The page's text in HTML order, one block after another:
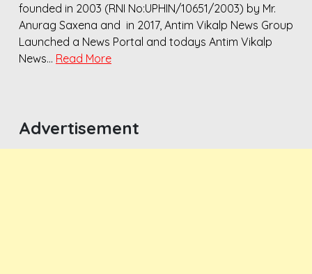
founded in 2003 (RNI No:UPHIN/10651/2003) by Mr.
Anurag Saxena and in 2017, Antim Vikalp News Group
Launched a News Portal and todays Antim Vikalp
News… Read More
Advertisement